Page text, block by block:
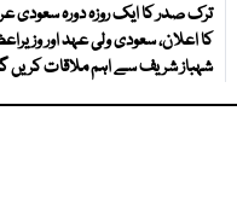
ترک صدر کا ایک روزہ دورہ سعودی
کا اعلان، سعودی ولی عہد اور
شہباز شریف سے اہم ملاقات کریں